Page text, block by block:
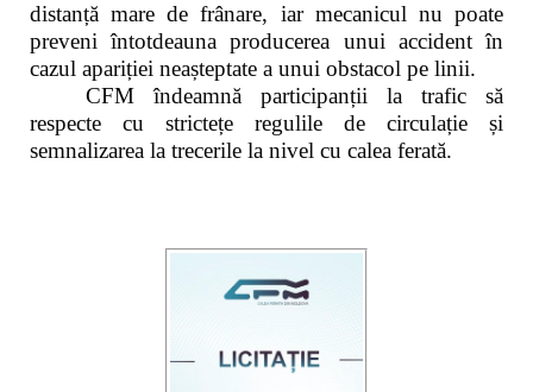
distanță mare de frânare, iar mecanicul nu poate
preveni întotdeauna producerea unui accident în
cazul apariției neașteptate a unui obstacol pe linii.
CFM îndeamnă participanții la trafic să
respecte cu strictețe regulile de circulație și
semnalizarea la trecerile la nivel cu calea ferată.